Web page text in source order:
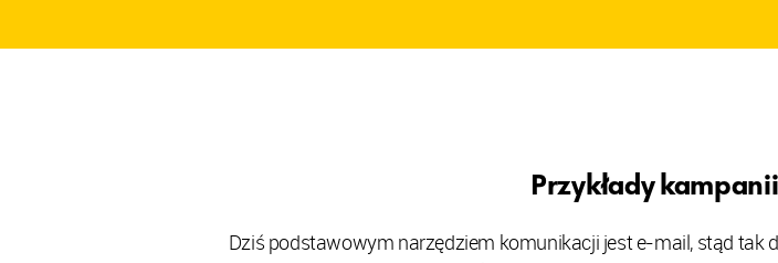
Przykłady
Dziś podstawowym narzędziem komunikacji jest e-mail, stąd